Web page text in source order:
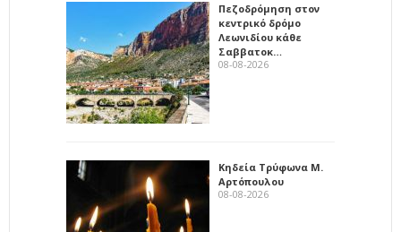
Πεζοδρόμηση στον
κεντρικό δρόμο
Λεωνιδίου κάθε
Σαββατοκ…
08-08-2026
Κηδεία Τρύφωνα Μ.
Αρτόπουλου
08-08-2026